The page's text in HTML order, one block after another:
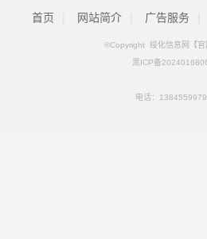
首页 网站简介 广告服务
©Copyright 绥化信息网【官
黑ICP备
电话：